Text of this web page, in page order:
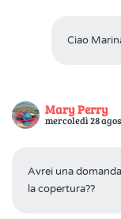
Ciao
Mary Perry
mercoledì 28
Avrei una
la copertura??